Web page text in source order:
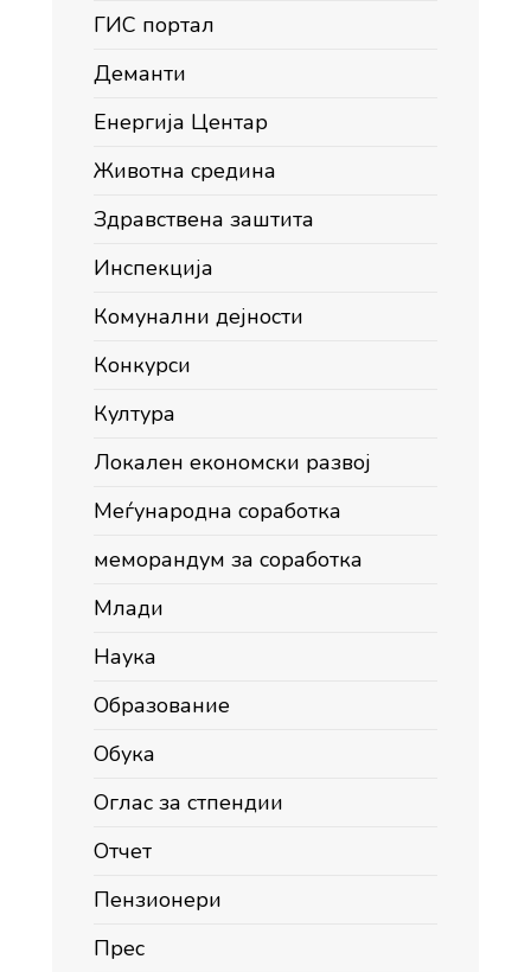
ГИС портал
Деманти
Енергија Центар
Животна средина
Здравствена заштита
Инспекција
Комунални дејности
Конкурси
Култура
Локален економски развој
Меѓународна соработка
меморандум за соработка
Млади
Наука
Образование
Обука
Оглас за стпендии
Отчет
Пензионери
Прес